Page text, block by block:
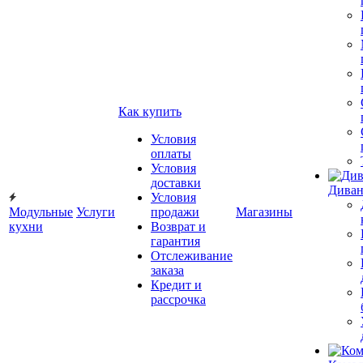
Модульные
кухни
Услуги
Как купить
Условия
оплаты
Условия
доставки
Условия
продажи
Возврат и
гарантия
Отслеживание
заказа
Кредит и
рассрочка
Магазины